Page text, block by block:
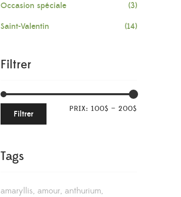
Occasion spéciale (3)
Saint-Valentin (14)
Filtrer
Filtrer PRIX: 100$ — 200$
Tags
amaryllis amour anthurium